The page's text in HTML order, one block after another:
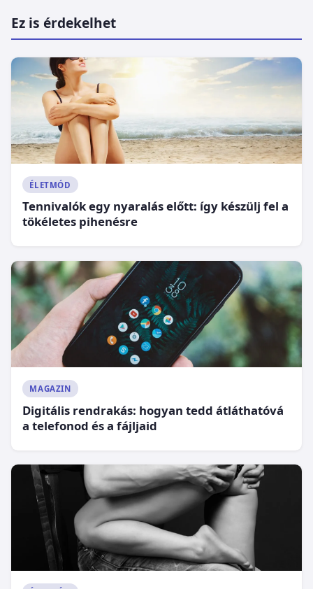
Ez is érdekelhet
ÉLETMÓD
Tennivalók egy nyaralás előtt: így készülj fel a
tökéletes pihenésre
MAGAZIN
Digitális rendrakás: hogyan tedd átláthatóvá
a telefonod és a fájljaid